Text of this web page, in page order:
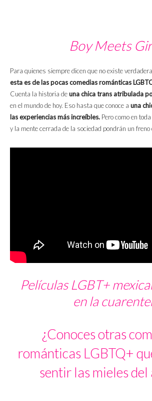
Boy Meets
Para quienes siempre dicen que no existe
esta es de las pocas comedias románticas
Cuenta la historia deuna chica trans atribulada
en el mundo de hoy. Eso hasta que conoce a una
las experiencias más increíbles. Pero como en
y la mente cerrada de la sociedad pondrán un freno
Películas LGBT+
en la
¿Conoces otras
románticas LGBTQ+
sentir las mieles del